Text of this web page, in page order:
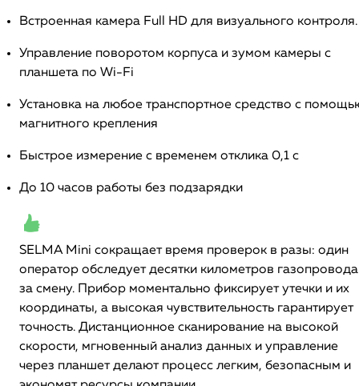
Встроенная камера Full HD для визуального контроля.
Управление поворотом корпуса и зумом камеры с
планшета по Wi-Fi
Установка на любое транспортное средство с
магнитного крепления
Быстрое измерение с временем отклика 0,1 с
До 10 часов работы без подзарядки
SELMA Mini сокращает время проверок в разы: один
оператор обследует десятки километров газопровода
за смену. Прибор моментально фиксирует утечки и их
координаты, а высокая чувствительность гарантирует
точность. Дистанционное сканирование на высокой
скорости, мгновенный анализ данных и управление
через планшет делают процесс легким, безопасным и